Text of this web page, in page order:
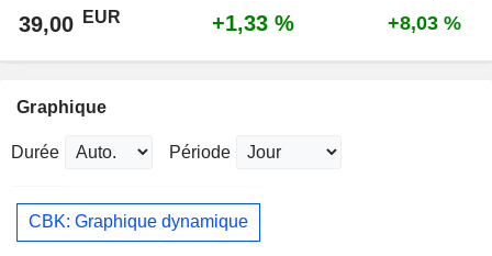
39,00 EUR +1,33 % +8,03 %
Graphique
Durée Période
CBK: Graphique dynamique